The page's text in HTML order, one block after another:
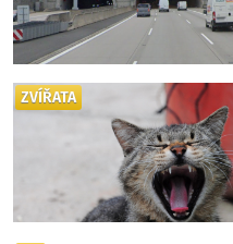
ZVÍŘATA